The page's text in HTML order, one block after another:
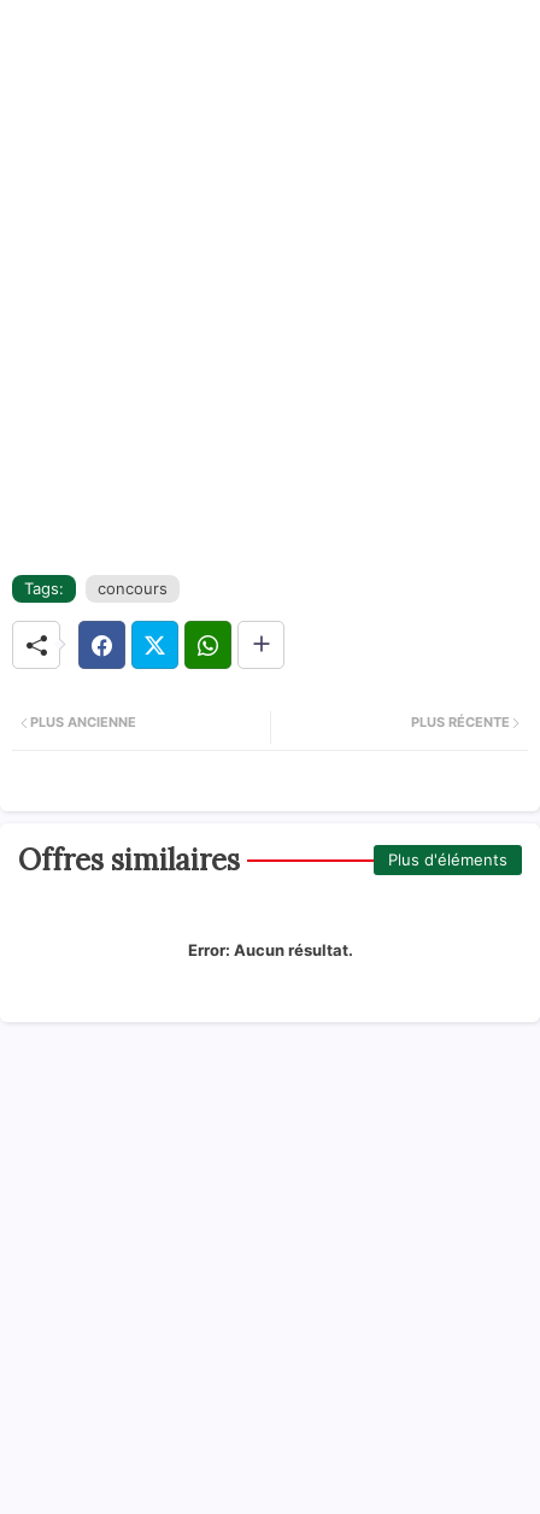
Tags: concours
PLUS RÉCENTE
PLUS ANCIENNE
Offres similaires Plus d'éléments
Error: Aucun résultat.